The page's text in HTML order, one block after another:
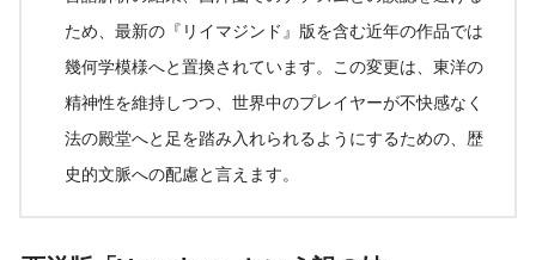
ため、最新の『リイマジンド』版を含む近年の作品では
幾何学模様へと置換されています。この変更は、東洋の
精神性を維持しつつ、世界中のプレイヤーが不快感なく
法の殿堂へと足を踏み入れられるようにするための、歴
史的文脈への配慮と言えます。